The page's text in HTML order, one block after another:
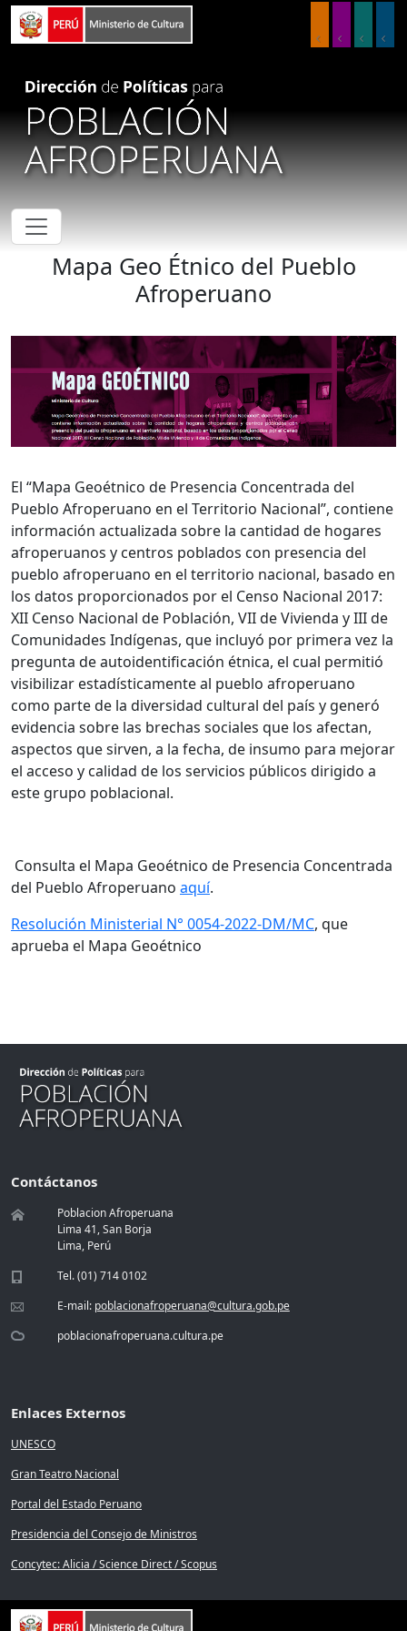
Pasar al contenido principal
Mapa Geo Étnico del Pueblo
Afroperuano
El “Mapa Geoétnico de Presencia Concentrada del
Pueblo Afroperuano en el Territorio Nacional”, contiene
información actualizada sobre la cantidad de hogares
afroperuanos y centros poblados con presencia del
pueblo afroperuano en el territorio nacional, basado en
los datos proporcionados por el Censo Nacional 2017:
XII Censo Nacional de Población, VII de Vivienda y III de
Comunidades Indígenas, que incluyó por primera vez la
pregunta de autoidentificación étnica, el cual permitió
visibilizar estadísticamente al pueblo afroperuano
como parte de la diversidad cultural del país y generó
evidencia sobre las brechas sociales que los afectan,
aspectos que sirven, a la fecha, de insumo para mejorar
el acceso y calidad de los servicios públicos dirigido a
este grupo poblacional.
Consulta el Mapa Geoétnico de Presencia Concentrada
del Pueblo Afroperuano aquí.
Resolución Ministerial N° 0054-2022-DM/MC, que
aprueba el Mapa Geoétnico
Contáctanos
Poblacion Afroperuana
Lima 41, San Borja
Lima, Perú
Tel. (01) 714 0102
E-mail: poblacionafroperuana@cultura.gob.pe
poblacionafroperuana.cultura.pe
Enlaces Externos
UNESCO
Gran Teatro Nacional
Portal del Estado Peruano
Presidencia del Consejo de Ministros
Concytec: Alicia / Science Direct / Scopus